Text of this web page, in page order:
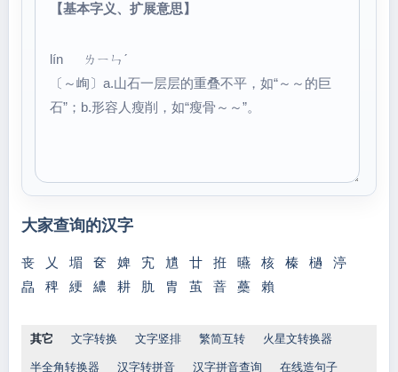
【基本字义、扩展意思】
lín ㄌㄧㄣˊ
〔～峋〕a.山石一层层的重叠不平，如“～～的巨
石”；b.形容人瘦削，如“瘦骨～～”。
大家查询的汉字
丧 乂 堳 奁 婢 宄 尵 廿 拰 曣 核 榛 檛
渟
皛
稗 綆 繷 耕 肍 胄 茧 萻 蘽 賴
其它 文字转换 文字竖排 繁简互转 火星文转换器
半全角转换器 汉字转拼音 汉字拼音查询 在线造句子